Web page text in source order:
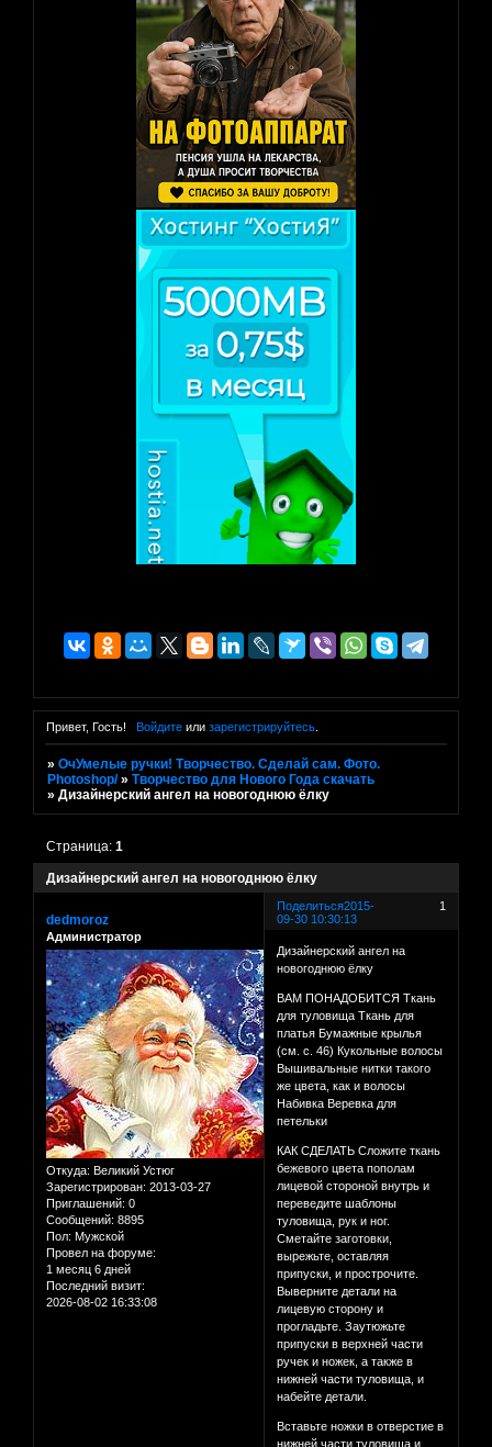
Привет, Гость! Войдитеили зарегистрируйтесь.
»ОчУмелые ручки! Творчество. Сделай сам. Фото.
Photoshop/ »Творчество для Нового Года скачать
»Дизайнерский ангел на новогоднюю ёлку
Дизайнерский ангел на новогоднюю ёлку
Страница:1
Поделиться 1
2015-
09-30 10:30:13
dedmoroz
Администратор
Откуда: Великий Устюг
Зарегистрирован: 2013-03-27
Приглашений: 0
Сообщений: 8895
Пол: Мужской
Провел на форуме:
1 месяц 6 дней
Последний визит:
2026-08-02 16:33:08
Дизайнерский ангел на
новогоднюю ёлку
ВАМ ПОНАДОБИТСЯ Ткань
для туловища Ткань для
платья Бумажные крылья
(см. с. 46) Кукольные волосы
Вышивальные нитки такого
же цвета, как и волосы
Набивка Веревка для
петельки
КАК СДЕЛАТЬ Сложите ткань
бежевого цвета пополам
лицевой стороной внутрь и
переведите шаблоны
туловища, рук и ног.
Сметайте заготовки,
вырежьте, оставляя
припуски, и прострочите.
Выверните детали на
лицевую сторону и
прогладьте. Заутюжьте
припуски в верхней части
ручек и ножек, а также в
нижней части туловища, и
набейте детали.
Вставьте ножки в отверстие в
нижней части туловища и